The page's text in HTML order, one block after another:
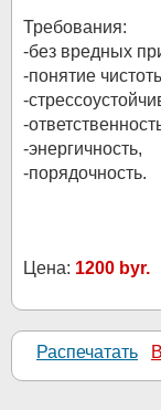
Требования:
-без вредных
-понятие
-
-
-энергичность,
-порядочность.
Цена: 1200 byr.
Распечатать